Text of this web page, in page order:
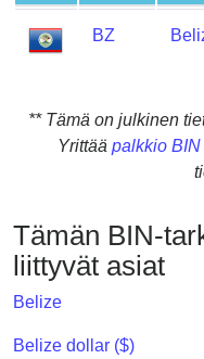
What
IP
Address
Lookup
IP
BIN
/
BZ
** Tämä on julkinen
Yrittää palkkio BIN
Tämän BIN-
liittyvät asiat
Belize
Belize dollar ($)